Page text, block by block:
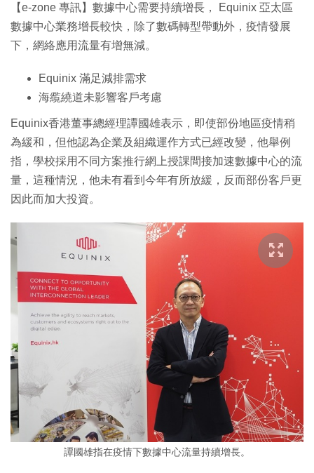
【e-zone 專訊】數據中心需要持續增長， Equinix 亞太區
數據中心業務增長較快，除了數碼轉型帶動外，疫情發展
下，網絡應用流量有增無減。
Equinix 滿足減排需求
海䌫繞道未影響客戶考慮
Equinix香港董事總經理譚國雄表示，即使部份地區疫情稍
為緩和，但他認為企業及組織運作方式已經改變，他舉例
指，學校採用不同方案推行網上授課間接加速數據中心的流
量，這種情況，他未有看到今年有所放緩，反而部份客戶更
因此而加大投資。
譚國雄指在疫情下數據中心流量持續增長。